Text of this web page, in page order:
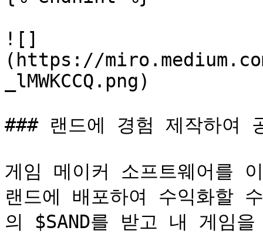
![]
(https://
_lMWKCCQ.png)
### 랜드에 경험 제작하여
게임 메이커 소프트웨어를
랜드에 배포하여 수익화할
의 $SAND를 받고 내 게임